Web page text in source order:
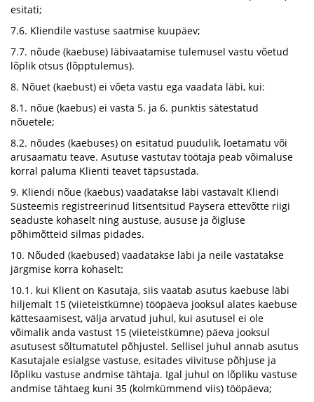
esitati;
7.6. Kliendile vastuse saatmise kuupäev;
7.7. nõude (kaebuse) läbivaatamise tulemusel vastu võetud
lõplik otsus (lõpptulemus).
8. Nõuet (kaebust) ei võeta vastu ega vaadata läbi, kui:
8.1. nõue (kaebus) ei vasta 5. ja 6. punktis sätestatud
nõuetele;
8.2. nõudes (kaebuses) on esitatud puudulik, loetamatu või
arusaamatu teave. Asutuse vastutav töötaja peab võimaluse
korral paluma Klienti teavet täpsustada.
9. Kliendi nõue (kaebus) vaadatakse läbi vastavalt Kliendi
Süsteemis registreerinud litsentsitud Paysera ettevõtte riigi
seaduste kohaselt ning austuse, aususe ja õigluse
põhimõtteid silmas pidades.
10. Nõuded (kaebused) vaadatakse läbi ja neile vastatakse
järgmise korra kohaselt:
10.1. kui Klient on Kasutaja, siis vaatab asutus kaebuse läbi
hiljemalt 15 (viieteistkümne) tööpäeva jooksul alates kaebuse
kättesaamisest, välja arvatud juhul, kui asutusel ei ole
võimalik anda vastust 15 (viieteistkümne) päeva jooksul
asutusest sõltumatutel põhjustel. Sellisel juhul annab asutus
Kasutajale esialgse vastuse, esitades viivituse põhjuse ja
lõpliku vastuse andmise tähtaja. Igal juhul on lõpliku vastuse
andmise tähtaeg kuni 35 (kolmkümmend viis) tööpäeva;